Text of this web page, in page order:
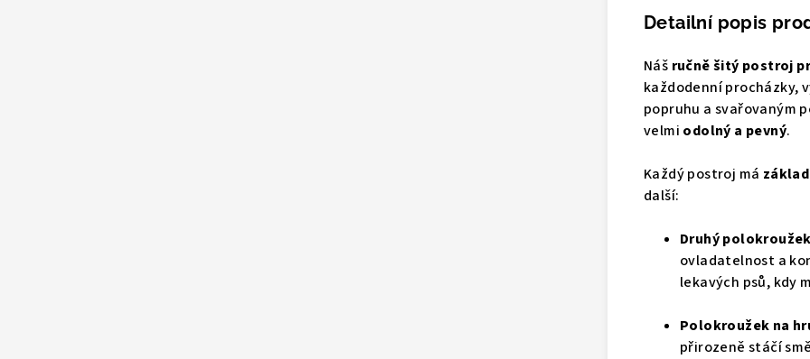
Detailní popis
Náš ručně šitý postroj
každodenní procházky,
popruhu a svařovaným
velmi odolný a pevný.
Každý postroj má
další:
Druhý
ovladatelnost a
lekavých psů, kdy
Polokroužek na
přirozeně stáčí